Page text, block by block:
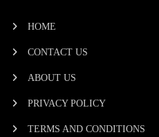
HOME
CONTACT US
ABOUT US
PRIVACY POLICY
TERMS AND CONDITIONS